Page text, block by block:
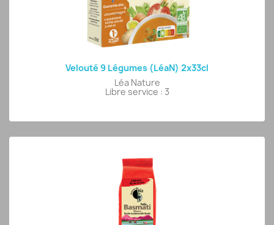
Velouté 9 Légumes (LéaN) 2x33cl
Léa Nature
Libre service : 3